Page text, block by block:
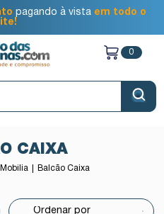
pagando à vista em todo o
0
CAIXA
Mobília Balcão Caixa